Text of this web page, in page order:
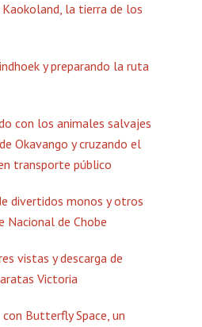
la tierra de los
y preparando la ruta
con los animales salvajes
Okavango y cruzando el
transporte público
divertidos monos y otros
Nacional de Chobe
vistas y descarga de
Victoria
Butterfly Space, un